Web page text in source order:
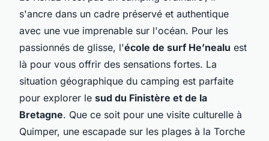
s'ancre dans un cadre préservé et authentique
avec une vue imprenable sur l'océan. Pour les
passionnés de glisse, l'école de surf He’nealu est
là pour vous offrir des sensations fortes. La
situation géographique du camping est parfaite
pour explorer le sud du Finistère et de la
Bretagne. Que ce soit pour une visite culturelle à
Quimper, une escapade sur les plages à la Torche